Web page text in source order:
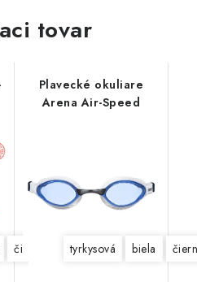
tovar
čierno-zelená modrá
Plavecké okuliare
Arena Air-Speed
tyrkysová biela